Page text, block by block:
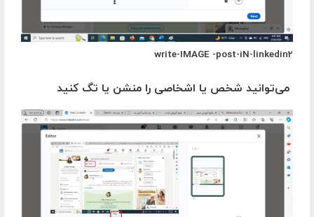
write-IMAGE -post-iN-linkedin2
می‌توانید شخص یا اشخاصی را منشن یا تگ کنید